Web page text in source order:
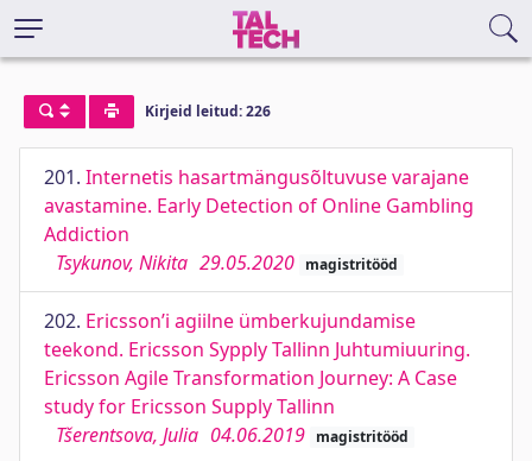
Kirjeid leitud: 226
201. Internetis hasartmängusõltuvuse varajane
avastamine. Early Detection of Online Gambling
Addiction
Tsykunov, Nikita 29.05.2020 magistritööd
202. Ericsson’i agiilne ümberkujundamise
teekond. Ericsson Sypply Tallinn Juhtumiuuring.
Ericsson Agile Transformation Journey: A Case
study for Ericsson Supply Tallinn
Tšerentsova, Julia 04.06.2019 magistritööd